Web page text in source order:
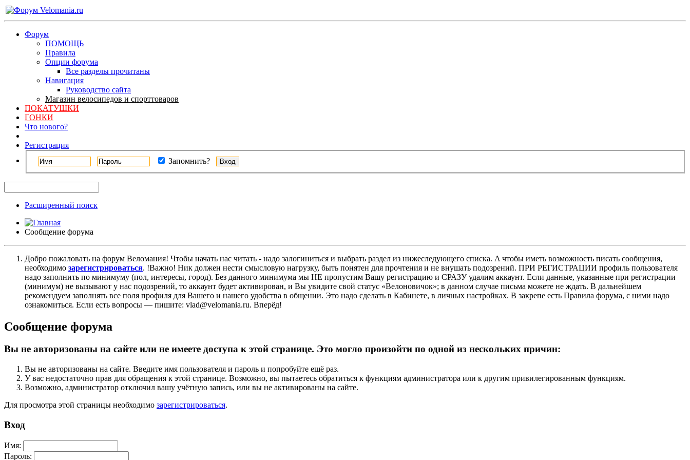
Форум
ПОМОЩЬ
Правила
Опции форума
Все разделы прочитаны
Навигация
Руководство сайта
Магазин велосипедов и спорттоваров
ПОКАТУШКИ
ГОНКИ
Что нового?
Регистрация
Запомнить?
Расширенный поиск
Сообщение форума
Добро пожаловать на форум Веломания! Чтобы начать нас читать - надо залогиниться и выбрать раздел из нижеследующего списка. A чтобы иметь возможность писать сообщения,
необходимо зарегистрироваться. !Важно! Ник должен нести смысловую нагрузку, быть понятен для прочтения и не внушать подозрений. ПРИ РЕГИСТРАЦИИ профиль пользователя
надо заполнить по минимуму (пол, интересы, город). Без данного минимума мы НЕ пропустим Вашу регистрацию и СРАЗУ удалим аккаунт. Если данные, указанные при регистрации
(минимум) не вызывают у нас подозрений, то аккаунт будет активирован, и Вы увидите свой статус «Велоновичок»; в данном случае письма можете не ждать. В дальнейшем
рекомендуем заполнять все поля профиля для Вашего и нашего удобства в общении. Это надо сделать в Кабинете, в личных настройках. В закрепе есть Правила форума, с ними надо
ознакомиться. Если есть вопросы — пишите: vlad@velomania.ru. Вперёд!
Сообщение форума
Вы не авторизованы на сайте или не имеете доступа к этой странице. Это могло произойти по одной из нескольких причин:
Вы не авторизованы на сайте. Введите имя пользователя и пароль и попробуйте ещё раз.
У вас недостаточно прав для обращения к этой странице. Возможно, вы пытаетесь обратиться к функциям администратора или к другим привилегированным функциям.
Возможно, администратор отключил вашу учётную запись, или вы не активированы на сайте.
Для просмотра этой страницы необходимо зарегистрироваться.
Вход
Имя:
Пароль: